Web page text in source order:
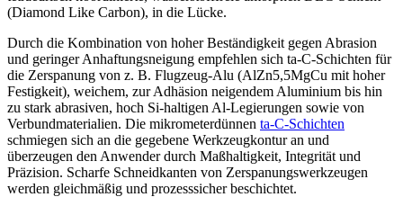
(Diamond Like Carbon), in die Lücke.
Durch die Kombination von hoher Beständigkeit gegen Abrasion
und geringer Anhaftungsneigung empfehlen sich ta-C-Schichten für
die Zerspanung von z. B. Flugzeug-Alu (AlZn5,5MgCu mit hoher
Festigkeit), weichem, zur Adhäsion neigendem Aluminium bis hin
zu stark abrasiven, hoch Si-haltigen Al-Legierungen sowie von
Verbundmaterialien. Die mikrometerdünnen ta-C-Schichten
schmiegen sich an die gegebene Werkzeugkontur an und
überzeugen den Anwender durch Maßhaltigkeit, Integrität und
Präzision. Scharfe Schneidkanten von Zerspanungswerkzeugen
werden gleichmäßig und prozesssicher beschichtet.